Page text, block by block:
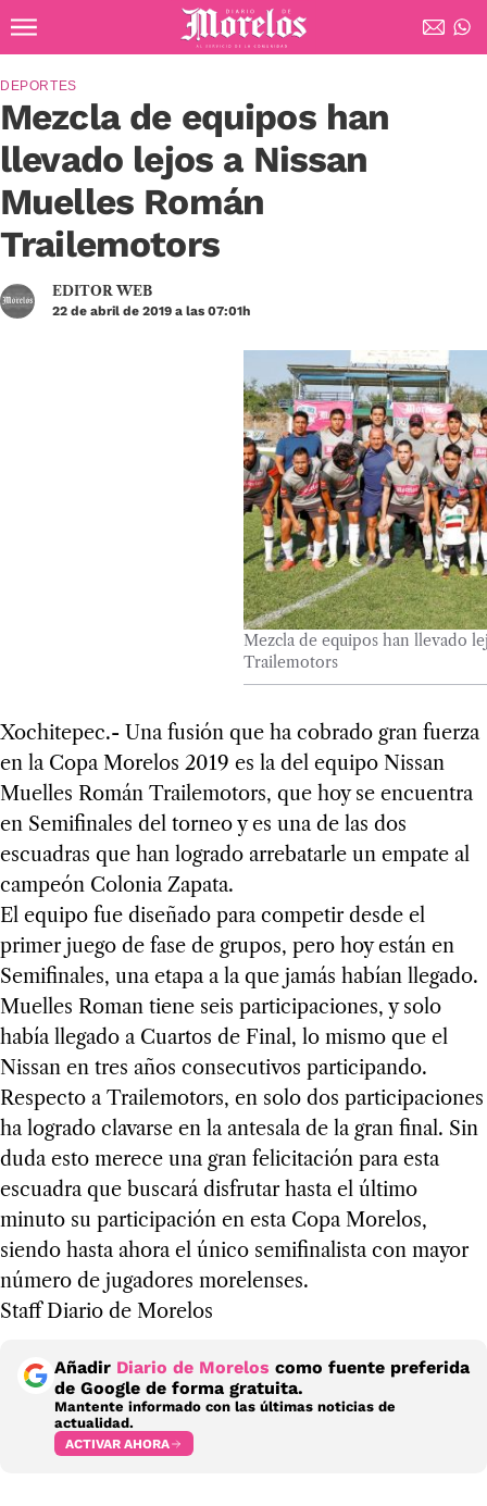
Diario de Morelos
Mezcla de equipos han
llevado lejos a Nissan
Muelles Román
Trailemotors
DEPORTES
EDITOR WEB
22 de abril de 2019 a las 07:01h
Mezcla de equipos han llevado
Trailemotors
Xochitepec.- Una fusión que ha cobrado gran fuerza
en la Copa Morelos 2019 es la del equipo Nissan
Muelles Román Trailemotors, que hoy se encuentra
en Semifinales del torneo y es una de las dos
escuadras que han logrado arrebatarle un empate al
campeón Colonia Zapata.
El equipo fue diseñado para competir desde el
primer juego de fase de grupos, pero hoy están en
Semifinales, una etapa a la que jamás habían llegado.
Muelles Roman tiene seis participaciones, y solo
había llegado a Cuartos de Final, lo mismo que el
Nissan en tres años consecutivos participando.
Respecto a Trailemotors, en solo dos participaciones
ha logrado clavarse en la antesala de la gran final. Sin
duda esto merece una gran felicitación para esta
escuadra que buscará disfrutar hasta el último
minuto su participación en esta Copa Morelos,
siendo hasta ahora el único semifinalista con mayor
número de jugadores morelenses.
Staff Diario de Morelos
Añadir Diario de Morelos como fuente preferida
de Google de forma gratuita.
Mantente informado con las últimas noticias de
actualidad.
ACTIVAR AHORA